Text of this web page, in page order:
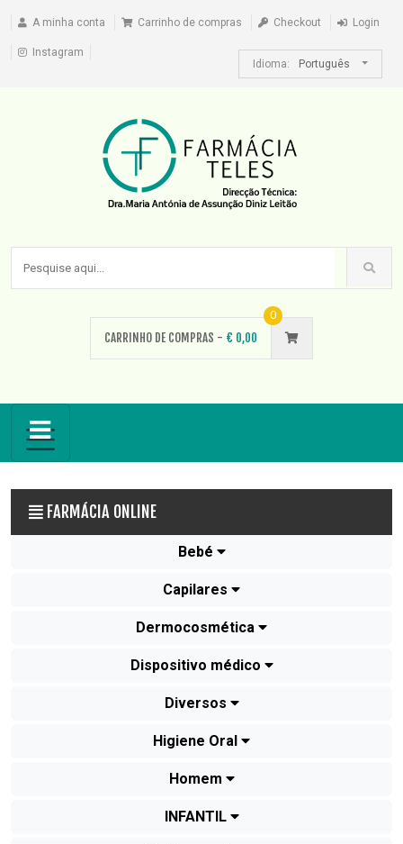
A minha conta Carrinho de compras Checkout Login
Instagram
Idioma:
Português
CARRINHO DE COMPRAS - € 0,00
0
FARMÁCIA ONLINE
Bebé
Capilares
Dermocosmética
Dispositivo médico
Diversos
Higiene Oral
Homem
INFANTIL